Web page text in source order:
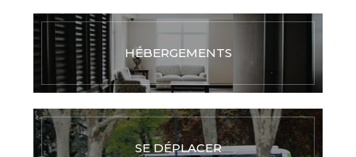
HÉBERGEMENTS
SE DÉPLACER